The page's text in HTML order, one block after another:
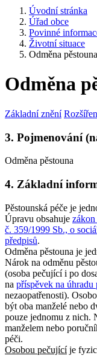
Úvodní stránka
Úřad obce
Povinné
Životní situace
Odměna pěstouna
Odměna
Základní znění
3. Pojmenování
Odměna pěstouna
4. Základní
Pěstounská péče je
Úpravu obsahuje
č. 359/1999 Sb., o
předpisů.
Odměna pěstouna je
Nárok na odměnu
(osoba pečující i po
na příspěvek na úhradu
nezaopatřenosti).
být oba manželé nebo
pouze jednomu z nich.
manželem nebo
péči.
Osobou pečujícíje